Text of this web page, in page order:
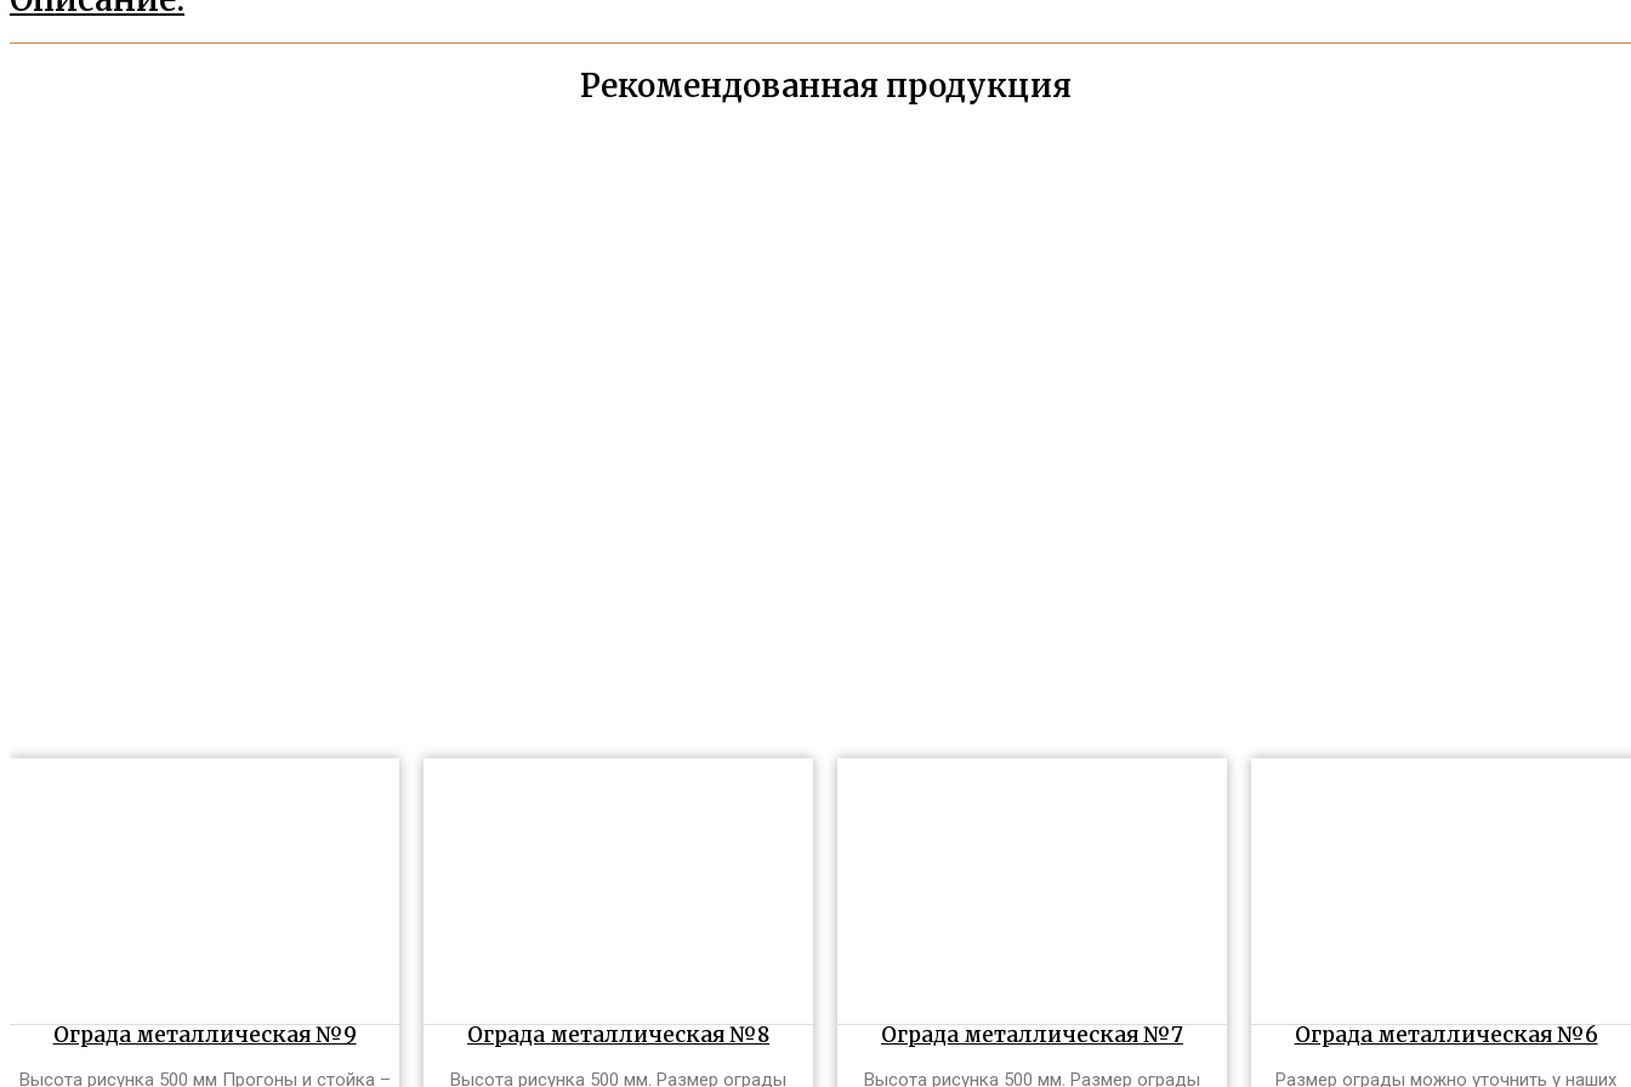
Рекомендованная продукция
Ограда металлическая №9
Высота рисунка 500 мм Прогоны и стойка –
Ограда металлическая №8
Высота рисунка 500 мм. Размер ограды
Ограда металлическая №7
Высота рисунка 500 мм. Размер ограды
Ограда металлическая №6
Размер ограды можно уточнить у наших